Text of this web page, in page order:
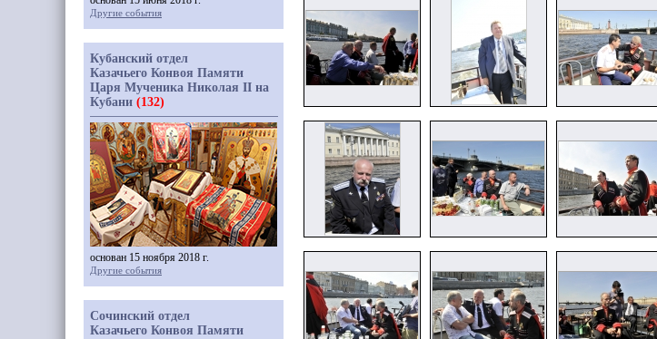
Другие события
Кубанский отдел
Казачьего Конвоя Памяти
Царя Мученика Николая II на
Кубани (132)
основан 15 ноября 2018 г.
Другие события
Сочинский отдел
Казачьего Конвоя Памяти